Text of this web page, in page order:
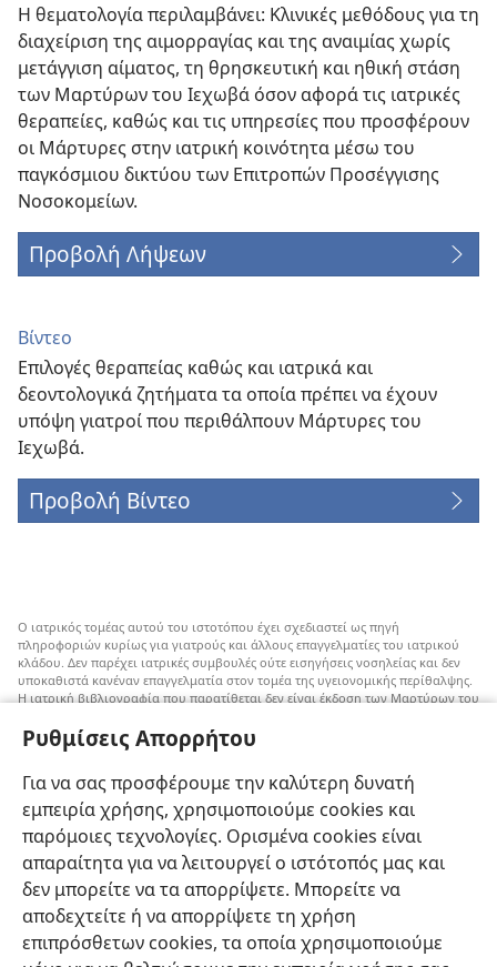
Ρυθμίσεις Απορρήτου
Για να σας προσφέρουμε την καλύτερη δυνατή
εμπειρία χρήσης, χρησιμοποιούμε cookies και
παρόμοιες τεχνολογίες. Ορισμένα cookies είναι
απαραίτητα για να λειτουργεί ο ιστότοπός μας και
δεν μπορείτε να τα απορρίψετε. Μπορείτε να
αποδεχτείτε ή να απορρίψετε τη χρήση
επιπρόσθετων cookies, τα οποία χρησιμοποιούμε
Η θεματολογία περιλαμβάνει: Κλινικές μεθόδους για τη
διαχείριση της αιμορραγίας και της αναιμίας χωρίς
μετάγγιση αίματος, τη θρησκευτική και ηθική στάση
των Μαρτύρων του Ιεχωβά όσον αφορά τις ιατρικές
θεραπείες, καθώς και τις υπηρεσίες που προσφέρουν
οι Μάρτυρες στην ιατρική κοινότητα μέσω του
παγκόσμιου δικτύου των Επιτροπών Προσέγγισης
Νοσοκομείων.
Προβολή Λήψεων
Βίντεο
Επιλογές θεραπείας καθώς και ιατρικά και
δεοντολογικά ζητήματα τα οποία πρέπει να έχουν
υπόψη γιατροί που περιθάλπουν Μάρτυρες του
Ιεχωβά.
Προβολή Βίντεο
Ο ιατρικός τομέας αυτού του ιστοτόπου έχει σχεδιαστεί ως πηγή
πληροφοριών κυρίως για γιατρούς και άλλους επαγγελματίες του ιατρικού
κλάδου. Δεν παρέχει ιατρικές συμβουλές ούτε εισηγήσεις νοσηλείας και δεν
υποκαθιστά κανέναν επαγγελματία στον τομέα της υγειονομικής περίθαλψης.
Η ιατρική βιβλιογραφία που παρατίθεται δεν είναι έκδοση των Μαρτύρων του
μπορούν να ληφθούν υπόψη. Αποτελεί ευθύνη του κάθε επαγγελματία στον
τομέα της υγειονομικής περίθαλψης να είναι ενήμερος για τυχόν νέες
παίρνει αποφάσεις που συμφωνούν με την ιατρική του κατάσταση, τις
επιθυμίες του, τις αξίες του και τις πεποιθήσεις του. Δεν είναι όλες οι μέθοδοι
που εμφανίζονται εδώ κατάλληλες ή αποδεκτές από όλους τους ασθενείς.
Ασθενείς: Να ζητάτε πάντα τη συμβουλή του γιατρού σας ή κάποιου άλλου
επαγγελματία στον τομέα της υγειονομικής περίθαλψης όσον αφορά τις
ιατρικές παθήσεις ή θεραπείες. Απευθυνθείτε σε κάποιον γιατρό αν νιώθετε
άρρωστοι.
Η χρήση αυτού του ιστοτόπου διέπεται από όρους χρήσης .